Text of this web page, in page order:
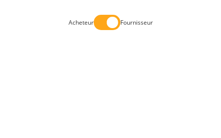
Acheteur Fournisseur